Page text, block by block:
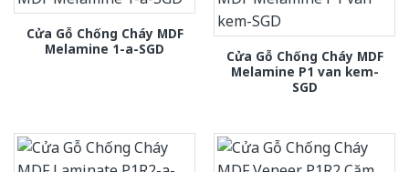
Cửa Gỗ Chống Cháy MDF
Melamine 1-a-SGD
Cửa Gỗ Chống Cháy MDF
Melamine P1 van kem-
SGD